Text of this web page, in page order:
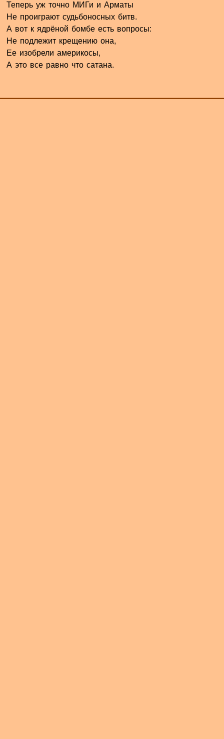
Теперь уж точно МИГи и Арматы
Не проиграют судьбоносных битв.
А вот к ядрёной бомбе есть вопросы:
Не подлежит крещению она,
Ее изобрели америкосы,
А это все равно что сатана.